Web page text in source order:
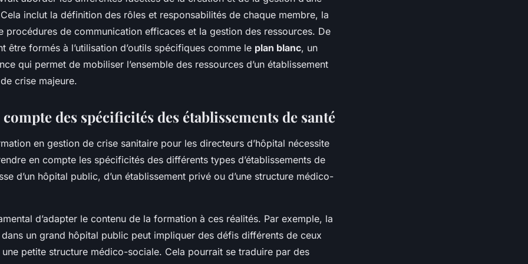
inclut la définition des rôles et responsabilités de chaque membre, la
procédures de communication efficaces et la gestion des ressources. De
être formés à l’utilisation d’outils spécifiques comme le plan blanc, un
qui permet de mobiliser l’ensemble des ressources d’un établissement
crise majeure.
des spécificités des établissements de santé
en gestion de crise sanitaire pour les directeurs d’hôpital nécessite
en compte les spécificités des différents types d’établissements de
d’un hôpital public, d’un établissement privé ou d’une structure médico-
d’adapter le contenu de la formation à ces réalités. Par exemple, la
un grand hôpital public peut impliquer des défis différents de ceux
petite structure médico-sociale. Cela pourrait se traduire par des